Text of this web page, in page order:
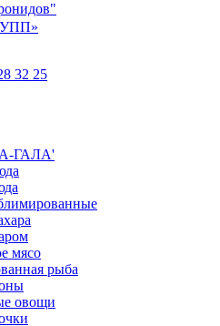
32 25
ГАЛА'
мясо
рыба
овощи